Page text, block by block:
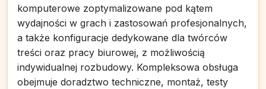
komputerowe zoptymalizowane pod kątem
wydajności w grach i zastosowań profesjonalnych,
a także konfiguracje dedykowane dla twórców
treści oraz pracy biurowej, z możliwością
indywidualnej rozbudowy. Kompleksowa obsługa
obejmuje doradztwo techniczne, montaż, testy